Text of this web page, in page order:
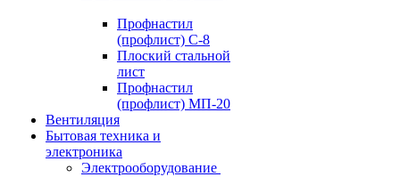
Профнастил
(профлист) С-8
Плоский стальной
лист
Профнастил
(профлист) МП-20
Вентиляция
Бытовая техника и
электроника
Электрооборудование